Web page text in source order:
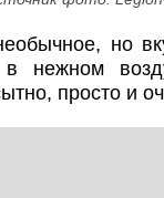
но
в нежном
просто и